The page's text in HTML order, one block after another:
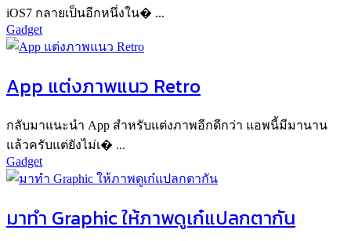
iOS7 กลายเป็นอีกหนึ่งใน� ...
Gadget
App แต่งภาพแนว Retro
กลับมาแนะนำ App สำหรับแต่งภาพอีกดีกว่า แอพนี้มีมานาน
แล้วครับแต่ยังไม่เ� ...
Gadget
มาทำ Graphic ให้ภาพดูเก๋แปลกตากัน